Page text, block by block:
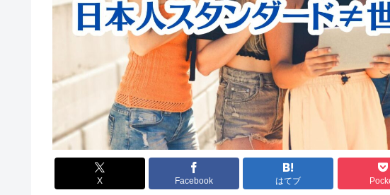
X Facebook はてブ